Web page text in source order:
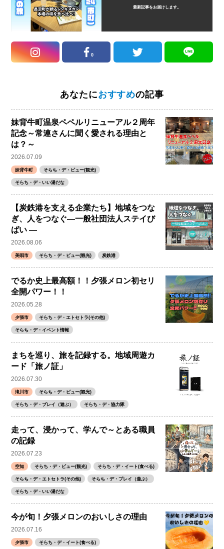
最新記事をお届けします。
0
あなたにおすすめの記事
妹背牛町温泉ペペルリニューアル２周年
記念～常連さんに聞く愛される理由と
は？～
2026.07.09
妹背牛町 そらち・デ・ビュー(観光)
そらち・デ・いい湯だな
【炭鉄港を支える企業たち】地域をつな
ぎ、人をつなぐ―一般社団法人ステイび
ばい ―
2026.08.06
美唄市 そらち・デ・ビュー(観光) 炭鉄港
でるか史上最高額！！夕張メロン初セリ
全開パワー！！
2026.05.28
夕張市 そらち・デ・エトセトラ(その他)
そらち・デ・イベント情報
まちを巡り、旅を記録する。地域周遊カ
ード「旅ノ証」
2026.07.30
滝川市 そらち・デ・ビュー(観光)
そらち・デ・プレイ（遊ぶ） そらち・デ・協力隊
走って、浸かって、学んで～とある職員
の記録
2026.07.23
空知 そらち・デ・ビュー(観光) そらち・デ・イート(食べる)
そらち・デ・エトセトラ(その他) そらち・デ・プレイ（遊ぶ）
そらち・デ・いい湯だな
今が旬！夕張メロンのおいしさの理由
2026.07.16
夕張市 そらち・デ・イート(食べる)